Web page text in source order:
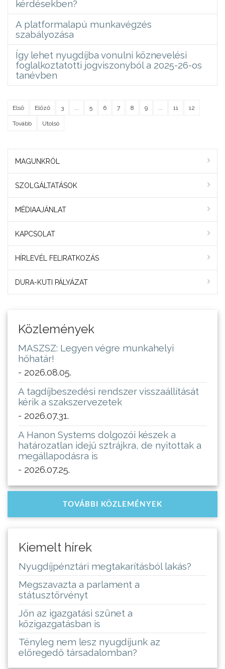
kérdésekben?
A platformalapú munkavégzés
szabályozása
Így lehet nyugdíjba vonulni köznevelési
foglalkoztatotti jogviszonyból a 2025-26-os
tanévben
Első Előző 3 5 6 7 8 9 11 12
Tovább Utolsó
MAGUNKRÓL
SZOLGÁLTATÁSOK
MÉDIAAJÁNLAT
KAPCSOLAT
HÍRLEVÉL FELIRATKOZÁS
DURA-KUTI PÁLYÁZAT
Közlemények
MASZSZ: Legyen végre munkahelyi
hőhatár!
- 2026.08.05.
A tagdíjbeszedési rendszer visszaállítását
kérik a szakszervezetek
- 2026.07.31.
A Hanon Systems dolgozói készek a
határozatlan idejű sztrájkra, de nyitottak a
megállapodásra is
- 2026.07.25.
TOVÁBBI KÖZLEMÉNYEK
Kiemelt hírek
Nyugdíjpénztári megtakarításból lakás?
Megszavazta a parlament a
státusztörvényt
Jön az igazgatási szünet a
közigazgatásban is
Tényleg nem lesz nyugdíjunk az
elöregedő társadalomban?